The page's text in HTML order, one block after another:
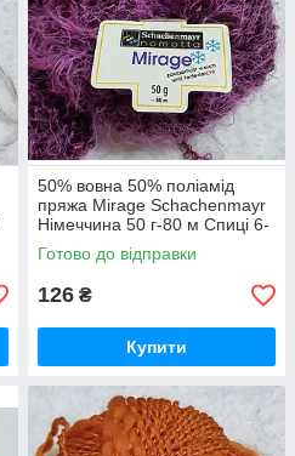
50% вовна 50% поліамід
пряжа Mirage Schachenmayr
Німеччина 50 г-80 м Спиці 6-
7 мм, різні кольори
Готово до відправки
126 ₴
Купити